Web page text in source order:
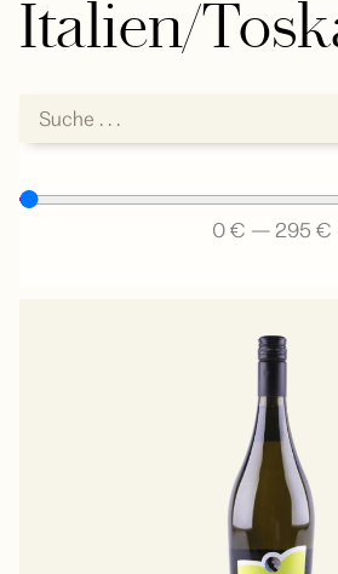
Italien/
0 € — 295 €